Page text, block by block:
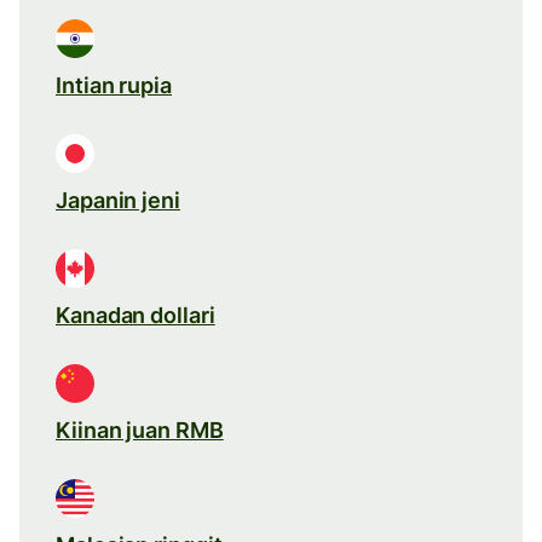
Intian rupia
Japanin jeni
Kanadan dollari
Kiinan juan RMB